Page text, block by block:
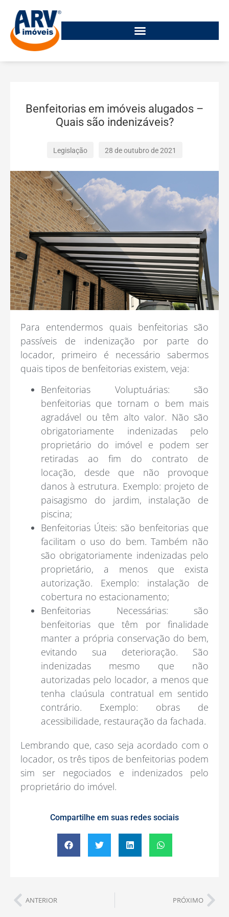
Benfeitorias em imóveis alugados –
Quais são indenizáveis?
Legislação 28 de outubro de 2021
Para entendermos quais benfeitorias são
passíveis de indenização por parte do
locador, primeiro é necessário sabermos
quais tipos de benfeitorias existem, veja:
Benfeitorias Voluptuárias: são
benfeitorias que tornam o bem mais
agradável ou têm alto valor. Não são
obrigatoriamente indenizadas pelo
proprietário do imóvel e podem ser
retiradas ao fim do contrato de
locação, desde que não provoque
danos à estrutura. Exemplo: projeto de
paisagismo do jardim, instalação de
piscina;
Benfeitorias Úteis: são benfeitorias que
facilitam o uso do bem. Também não
são obrigatoriamente indenizadas pelo
proprietário, a menos que exista
autorização. Exemplo: instalação de
cobertura no estacionamento;
Benfeitorias Necessárias: são
benfeitorias que têm por finalidade
manter a própria conservação do bem,
evitando sua deterioração. São
indenizadas mesmo que não
autorizadas pelo locador, a menos que
tenha claúsula contratual em sentido
contrário. Exemplo: obras de
acessibilidade, restauração da fachada.
Lembrando que, caso seja acordado com o
locador, os três tipos de benfeitorias podem
sim ser negociados e indenizados pelo
proprietário do imóvel.
Compartilhe em suas redes sociais
ANTERIOR PRÓXIMO